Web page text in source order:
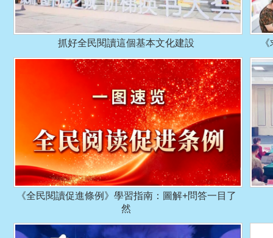
抓好全民閱讀這個基本文化建設
《全民閱讀促進條例》學習指南：圖解+問答一目了
然